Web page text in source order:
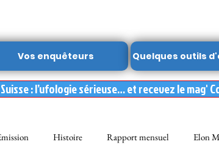
Vos enquêteurs Quelques outils
Suisse : l’ufologie sérieuse… et recevez le
Histoire Rapport mensuel Elon